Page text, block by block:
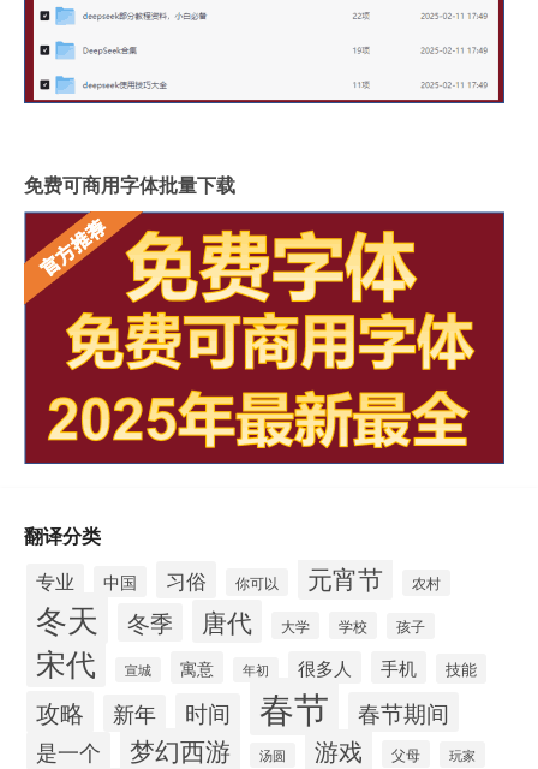
免费可商用字体批量下载
翻译分类
专业
中国 习俗 你可以 元宵节 农村
冬天 冬季 唐代 大学 学校 孩子
宋代 宣城 寓意 年初 很多人 手机 技能
攻略 新年 时间 春节 春节期间
是一个 梦幻西游 汤圆 游戏 父母 玩家